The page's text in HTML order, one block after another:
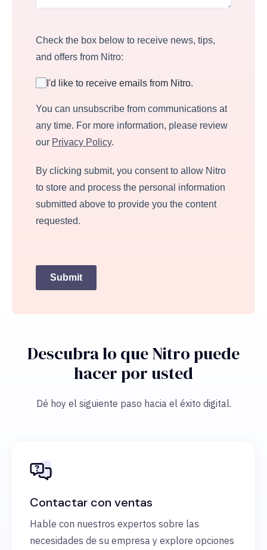
Check the box below to receive news, tips,
and offers from Nitro:
I'd like to receive emails from Nitro.
You can unsubscribe from communications at
any time. For more information, please review
our Privacy Policy.
By clicking submit, you consent to allow Nitro
to store and process the personal information
submitted above to provide you the content
requested.
Submit
Descubra lo que Nitro puede
hacer por usted
Dé hoy el siguiente paso hacia el éxito digital.
Contactar con ventas
Hable con nuestros expertos sobre las
necesidades de su empresa y explore opciones